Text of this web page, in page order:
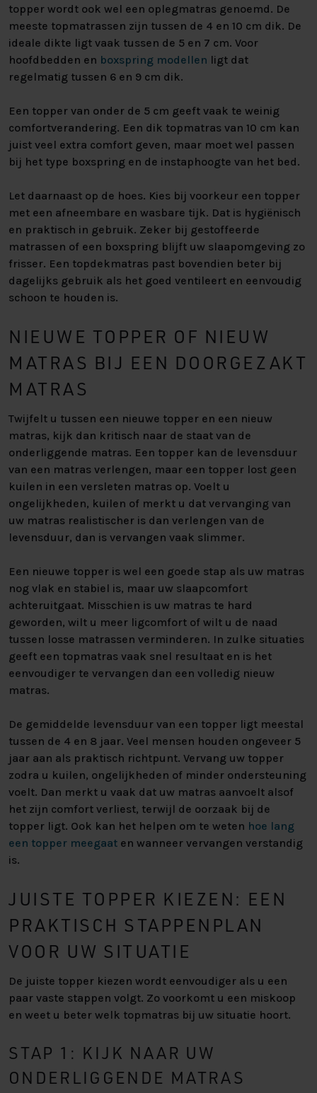
topper wordt ook wel een oplegmatras genoemd. De
meeste topmatrassen zijn tussen de 4 en 10 cm dik. De
ideale dikte ligt vaak tussen de 5 en 7 cm. Voor
hoofdbedden en boxspring modellen ligt dat
regelmatig tussen 6 en 9 cm dik.
Een topper van onder de 5 cm geeft vaak te weinig
comfortverandering. Een dik topmatras van 10 cm kan
juist veel extra comfort geven, maar moet wel passen
bij het type boxspring en de instaphoogte van het bed.
Let daarnaast op de hoes. Kies bij voorkeur een topper
met een afneembare en wasbare tijk. Dat is hygiënisch
en praktisch in gebruik. Zeker bij gestoffeerde
matrassen of een boxspring blijft uw slaapomgeving zo
frisser. Een topdekmatras past bovendien beter bij
dagelijks gebruik als het goed ventileert en eenvoudig
schoon te houden is.
NIEUWE TOPPER OF NIEUW
MATRAS BIJ EEN DOORGEZAKT
MATRAS
Twijfelt u tussen een nieuwe topper en een nieuw
matras, kijk dan kritisch naar de staat van de
onderliggende matras. Een topper kan de levensduur
van een matras verlengen, maar een topper lost geen
kuilen in een versleten matras op. Voelt u
ongelijkheden, kuilen of merkt u dat vervanging van
uw matras realistischer is dan verlengen van de
levensduur, dan is vervangen vaak slimmer.
Een nieuwe topper is wel een goede stap als uw matras
nog vlak en stabiel is, maar uw slaapcomfort
achteruitgaat. Misschien is uw matras te hard
geworden, wilt u meer ligcomfort of wilt u de naad
tussen losse matrassen verminderen. In zulke situaties
geeft een topmatras vaak snel resultaat en is het
eenvoudiger te vervangen dan een volledig nieuw
matras.
De gemiddelde levensduur van een topper ligt meestal
tussen de 4 en 8 jaar. Veel mensen houden ongeveer 5
jaar aan als praktisch richtpunt. Vervang uw topper
zodra u kuilen, ongelijkheden of minder ondersteuning
voelt. Dan merkt u vaak dat uw matras aanvoelt alsof
het zijn comfort verliest, terwijl de oorzaak bij de
topper ligt. Ook kan het helpen om te weten hoe lang
een topper meegaat en wanneer vervangen verstandig
is.
JUISTE TOPPER KIEZEN: EEN
PRAKTISCH STAPPENPLAN
VOOR UW SITUATIE
De juiste topper kiezen wordt eenvoudiger als u een
paar vaste stappen volgt. Zo voorkomt u een miskoop
en weet u beter welk topmatras bij uw situatie hoort.
STAP 1: KIJK NAAR UW
ONDERLIGGENDE MATRAS